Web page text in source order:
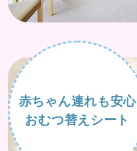
赤ちゃん連れも安心
おむつ替えシート